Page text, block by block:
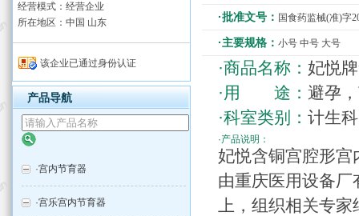
·批准文号： 国食药监械(准)字
·主要规格： 小号 中号 大号
·商品名称： 妃悦
·用 途： 避孕
·科室类别： 计生科
·产品说明：
妃悦含铜宫腔形
由重庆医用设备
上，组织相关专家
经营模式：经营企业
所在地区：中国 山东
该企业已通过身份认证
产品导航
·宫内节育器
·宫乐宫内节育器